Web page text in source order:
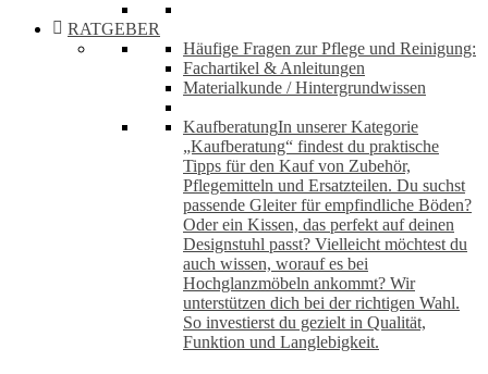
RATGEBER
Häufige Fragen zur Pflege und Reinigung:
Fachartikel & Anleitungen
Materialkunde / Hintergrundwissen
KaufberatungIn unserer Kategorie
„Kaufberatung“ findest du praktische
Tipps für den Kauf von Zubehör,
Pflegemitteln und Ersatzteilen. Du suchst
passende Gleiter für empfindliche Böden?
Oder ein Kissen, das perfekt auf deinen
Designstuhl passt? Vielleicht möchtest du
auch wissen, worauf es bei
Hochglanzmöbeln ankommt? Wir
unterstützen dich bei der richtigen Wahl.
So investierst du gezielt in Qualität,
Funktion und Langlebigkeit.